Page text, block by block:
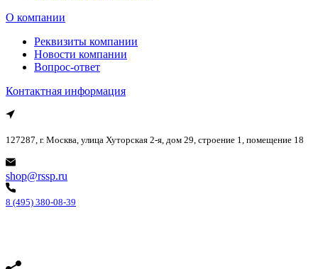
О компании
Реквизиты компании
Новости компании
Вопрос-ответ
Контактная информация
127287, г. Москва, улица Хуторская 2-я, дом 29, строение 1, помещение 18
shop@rssp.ru
8 (495) 380-08-39